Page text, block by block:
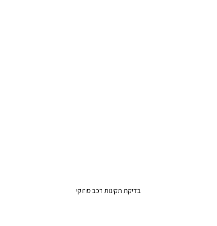
בדיקת תקינות רכב סוזוקי